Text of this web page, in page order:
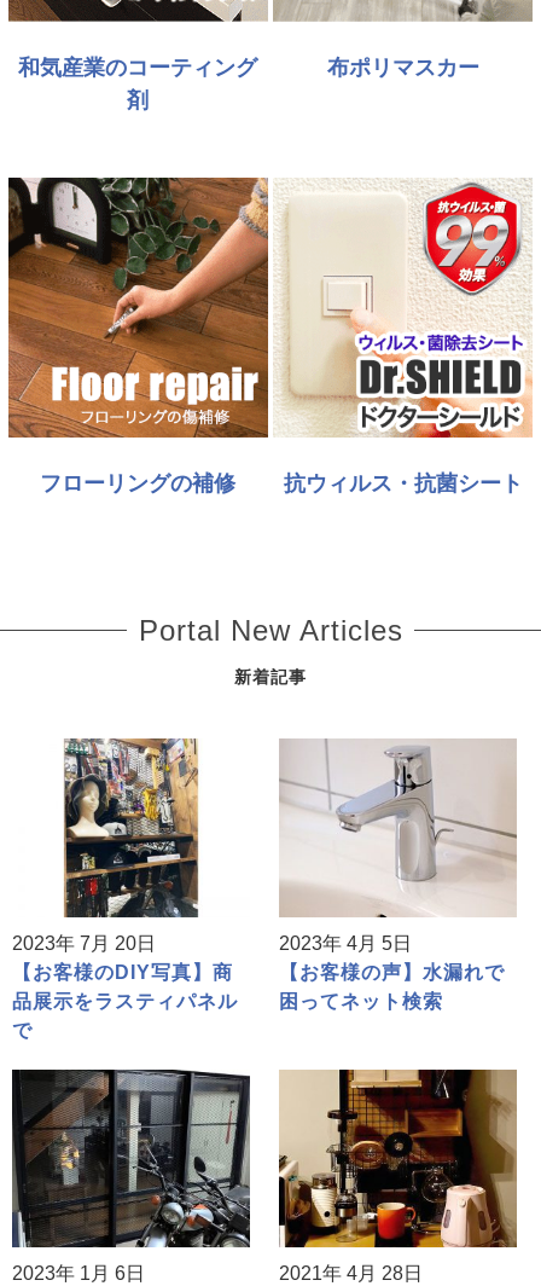
和気産業のコーティング
剤
布ポリマスカー
フローリングの補修 抗ウィルス・抗菌シート
Portal New Articles
新着記事
2023年 7月 20日
【お客様のDIY写真】商
品展示をラスティパネル
で
2023年 4月 5日
【お客様の声】水漏れで
困ってネット検索
2023年 1月 6日
2021年 4月 28日